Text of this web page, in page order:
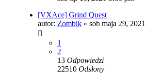
[VXAce] Grind Quest
autor: Zombik » sob maja 29,
1
2
13 Odpowiedzi
22510 Odsłony